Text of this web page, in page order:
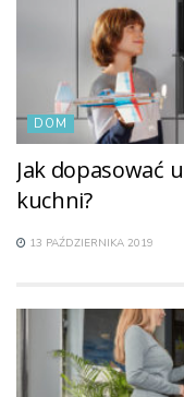
DOM
Jak dopasować
kuchni?
13 PAŹDZIERNIKA 2019